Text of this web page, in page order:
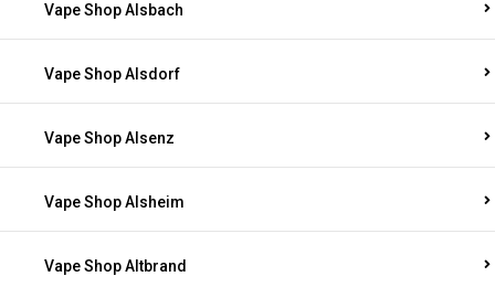
Vape Shop Alsbach
Vape Shop Alsdorf
Vape Shop Alsenz
Vape Shop Alsheim
Vape Shop Altbrand